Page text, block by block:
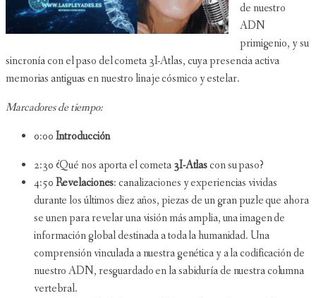
de nuestro
ADN
primigenio, y su
sincronía con el paso del cometa 3I-Atlas, cuya presencia activa
memorias antiguas en nuestro linaje cósmico y estelar.
Marcadores de tiempo:
0:00Introducción
2:30 ¿Qué nos aporta el cometa3I-Atlascon su paso?
4:50Revelaciones: canalizaciones y experiencias vividas
durante los últimos diez años, piezas de un gran puzle que ahora
se unen para revelar una visión más amplia, una imagen de
información global destinada a toda la humanidad. Una
comprensión vinculada a nuestra genética y a la codificación de
nuestro ADN, resguardado en la sabiduría de nuestra columna
vertebral.